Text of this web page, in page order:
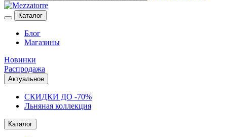
Каталог
Блог
Магазины
Новинки
Распродажа
Актуальное
СКИДКИ ДО -70%
Льняная коллекция
Каталог